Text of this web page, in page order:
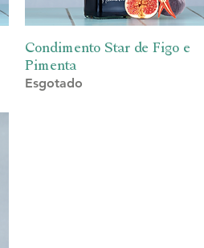
Visualização rápida
Condimento Star de Figo e
Pimenta
Esgotado